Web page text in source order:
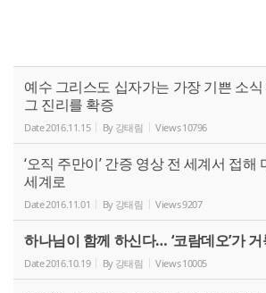
예수 그리스도 십자가는 가장 기쁜 소식
그 진리를 확증
Date2016.11.15 By 강태림 Views10796
‘오직 주만이’ 간증 영상 전 세계서 접해
세계로
Date2016.11.01 By 강태림 Views9207
하나님이 함께 하신다… ‘코람데오’가
Date2016.10.19 By 강태림 Views10005